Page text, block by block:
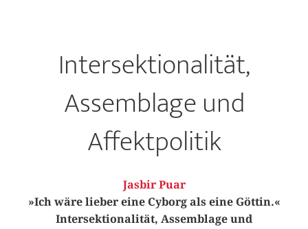
Intersektionalität,
Assemblage und
Affektpolitik
Jasbir Puar
»Ich wäre lieber eine Cyborg als eine Göttin.«
Intersektionalität, Assemblage und